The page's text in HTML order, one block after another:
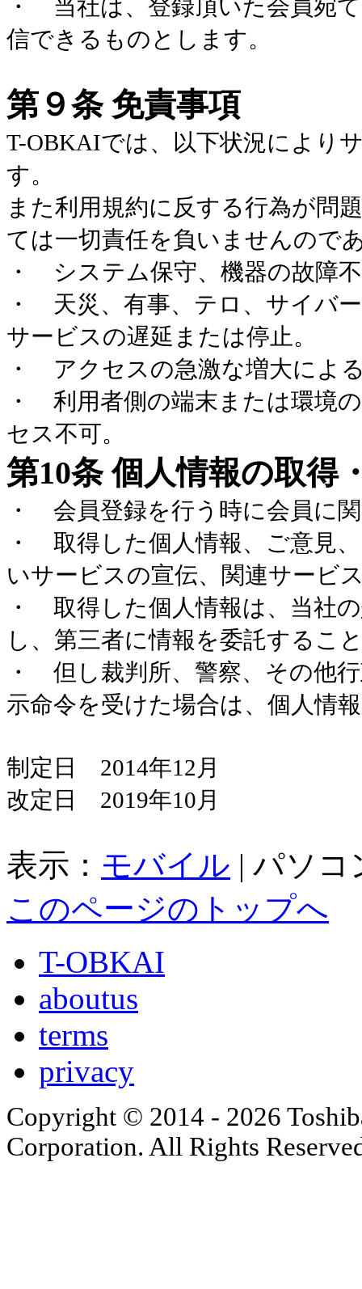
・ 当社は、登録頂いた会員宛
信できるものとします。
第９条 免責事項
T-OBKAIでは、以下状況により
す。
また利用規約に反する行為が問
ては一切責任を負いませんので
・ システム保守、機器の故障
・ 天災、有事、テロ、サイバ
サービスの遅延または停止。
・ アクセスの急激な増大によ
・ 利用者側の端末または環境
セス不可。
第10条 個人情報の取得
・ 会員登録を行う時に会員に
・ 取得した個人情報、ご意見
いサービスの宣伝、関連サービ
・ 取得した個人情報は、当社の
し、第三者に情報を委託するこ
・ 但し裁判所、警察、その他
示命令を受けた場合は、個人情
制定日 2014年12 月
改定日 2019年10月
表示： モバイル | パソコ
このページのトップへ
T-OBKAI
aboutus
terms
privacy
Copyright © 2014 - 2026
Corporation. All Rights